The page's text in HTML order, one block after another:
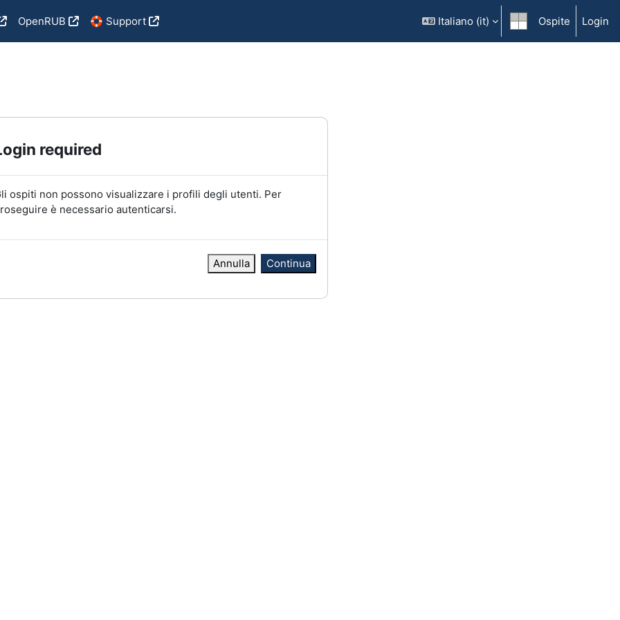
OpenRUB 🛟 Support Italiano ‎(it)‎ Ospite Login
required
ospiti non possono visualizzare i profili degli utenti. Per
è necessario autenticarsi.
Annulla Continua